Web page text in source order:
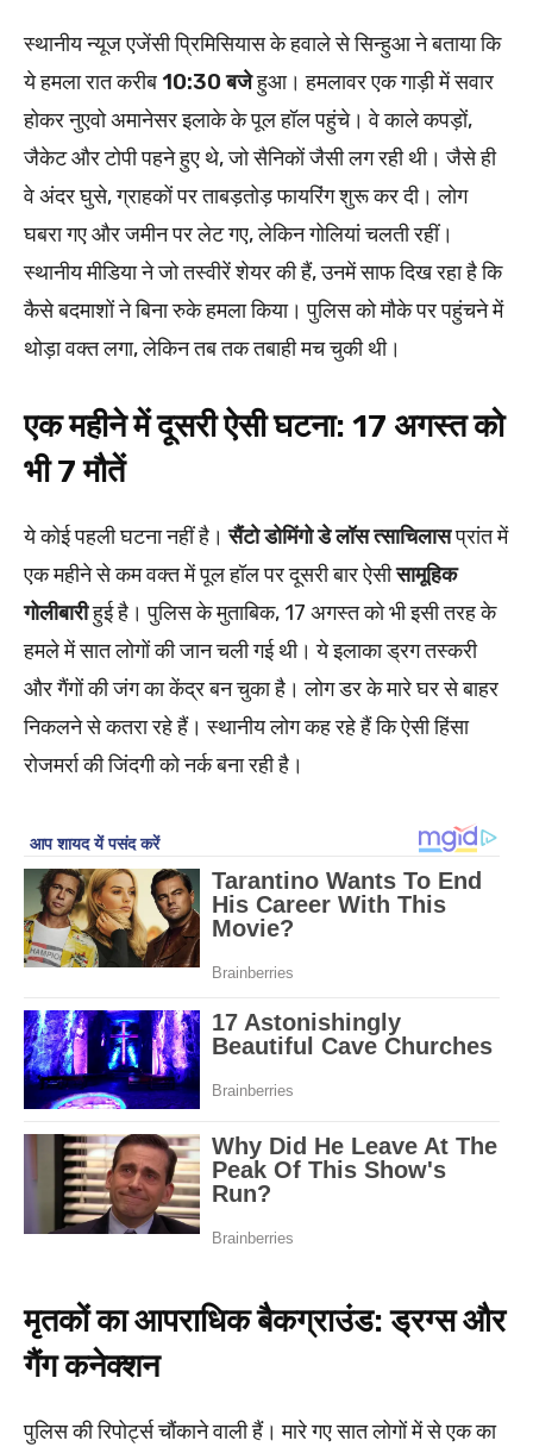
स्थानीय न्यूज एजेंसी प्रिमिसियास के हवाले से सिन्हुआ ने बताया कि
ये हमला रात करीब 10:30 बजेहुआ। हमलावर एक गाड़ी में सवार
होकर नुएवो अमानेसर इलाके के पूल हॉल पहुंचे। वे काले कपड़ों,
जैकेट और टोपी पहने हुए थे, जो सैनिकों जैसी लग रही थी। जैसे ही
वे अंदर घुसे, ग्राहकों पर ताबड़तोड़ फायरिंग शुरू कर दी। लोग
घबरा गए और जमीन पर लेट गए, लेकिन गोलियां चलती रहीं।
स्थानीय मीडिया ने जो तस्वीरें शेयर की हैं, उनमें साफ दिख रहा है कि
कैसे बदमाशों ने बिना रुके हमला किया। पुलिस को मौके पर पहुंचने में
थोड़ा वक्त लगा, लेकिन तब तक तबाही मच चुकी थी।
एक महीने में दूसरी ऐसी घटना: 17 अगस्त को
भी 7 मौतें
ये कोई पहली घटना नहीं है।सैंटो डोमिंगो डे लॉस त्साचिलासप्रांत में
एक महीने से कम वक्त में पूल हॉल पर दूसरी बार ऐसीसामूहिक
गोलीबारीहुई है। पुलिस के मुताबिक, 17 अगस्त को भी इसी तरह के
हमले में सात लोगों की जान चली गई थी। ये इलाका ड्रग तस्करी
और गैंगों की जंग का केंद्र बन चुका है। लोग डर के मारे घर से बाहर
निकलने से कतरा रहे हैं। स्थानीय लोग कह रहे हैं कि ऐसी हिंसा
रोजमर्रा की जिंदगी को नर्क बना रही है।
मृतकों का आपराधिक बैकग्राउंड: ड्रग्स और
गैंग कनेक्शन
पुलिस की रिपोर्ट्स चौंकाने वाली हैं। मारे गए सात लोगों में से एक का